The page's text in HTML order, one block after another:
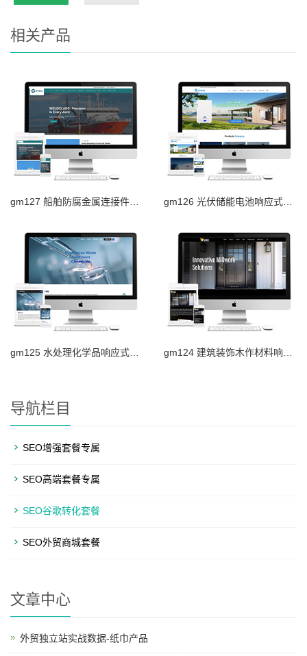
相关产品
导航栏目
SEO增强套餐专属
SEO高端套餐专属
SEO谷歌转化套餐
SEO外贸商城套餐
文章中心
外贸独立站实战数据-纸巾产品